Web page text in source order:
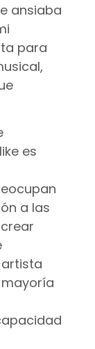
ansiaba
para
es
a las